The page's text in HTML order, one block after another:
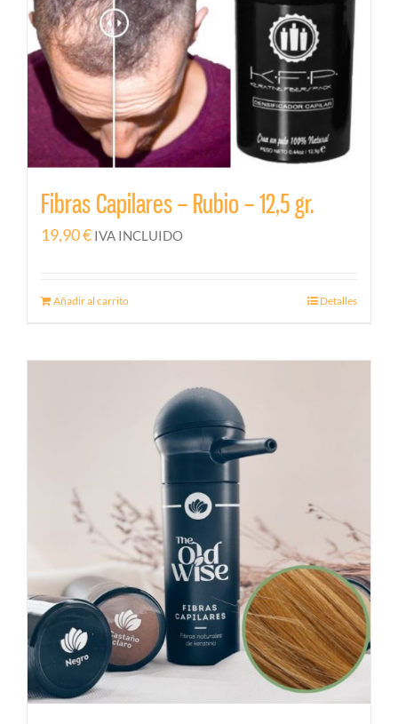
Fibras Capilares – Rubio – 12,5 gr.
19,90€ IVA INCLUIDO
Añadir al carrito Detalles